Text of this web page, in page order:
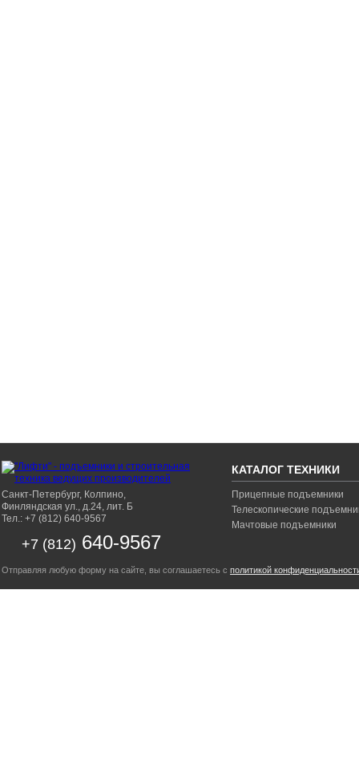
Санкт-Петербург, Колпино,
Финляндская ул., д.24, лит. Б
Тел.: +7 (812) 640-9567
+7 (812) 640-9567
КАТАЛОГ ТЕХНИКИ
Прицепные подъемники
Телескопические
Мачтовые подъемники
Отправляя любую форму на сайте, вы соглашаетесь с политикой